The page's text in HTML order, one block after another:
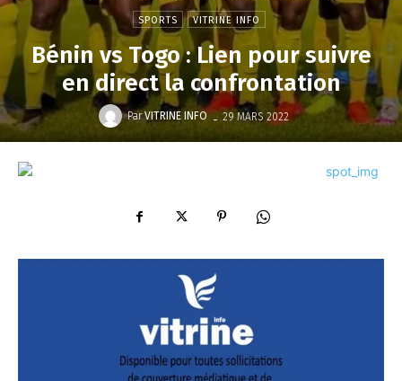
SPORTS VITRINE INFO
Bénin vs Togo : Lien pour suivre
en direct la confrontation
Par VITRINE INFO - 29 MARS 2022